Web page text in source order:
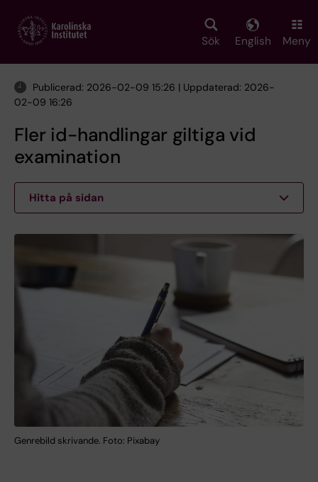
main
Sök English Meny
Publicerad: 2026-02-09 15:26 | Uppdaterad: 2026-
02-09 16:26
Fler id-handlingar giltiga vid
examination
Hitta på sidan
Genrebild skrivande. Foto: Pixabay